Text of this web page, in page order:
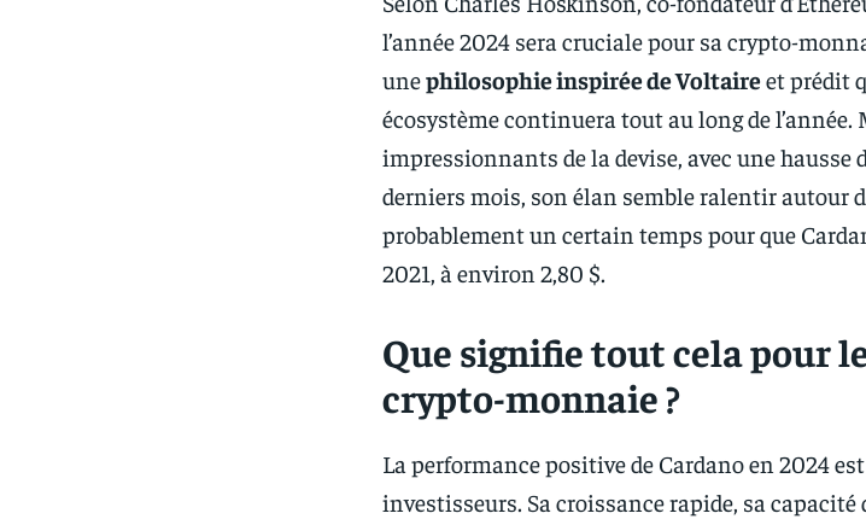
l’année 2024 sera cruciale pour sa crypto-
unephilosophie inspirée de Voltaireet prédit
écosystème continuera tout au long de l’année.
impressionnants de la devise, avec une hausse
derniers mois, son élan semble ralentir autour
probablement un certain temps pour que
2021, à environ 2,80 $.
Que signifie tout cela pour
crypto-monnaie ?
La performance positive de Cardano en 2024
investisseurs. Sa croissance rapide, sa